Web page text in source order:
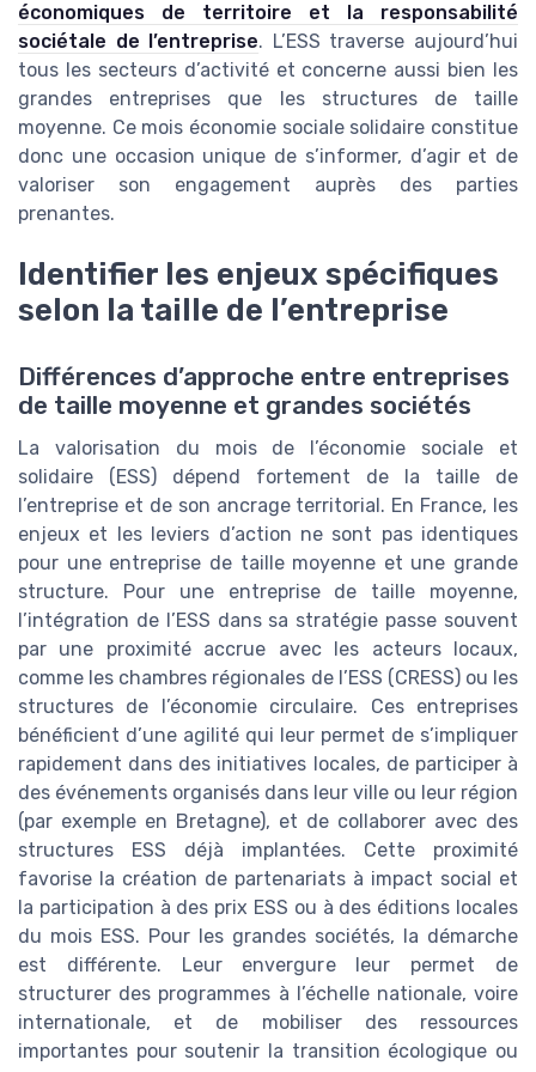
économiques de territoire et la responsabilité
sociétale de l’entreprise. L’ESS traverse aujourd’hui
tous les secteurs d’activité et concerne aussi bien les
grandes entreprises que les structures de taille
moyenne. Ce mois économie sociale solidaire constitue
donc une occasion unique de s’informer, d’agir et de
valoriser son engagement auprès des parties
prenantes.
Identifier les enjeux spécifiques
selon la taille de l’entreprise
Différences d’approche entre entreprises
de taille moyenne et grandes sociétés
La valorisation du mois de l’économie sociale et
solidaire (ESS) dépend fortement de la taille de
l’entreprise et de son ancrage territorial. En France, les
enjeux et les leviers d’action ne sont pas identiques
pour une entreprise de taille moyenne et une grande
structure. Pour une entreprise de taille moyenne,
l’intégration de l’ESS dans sa stratégie passe souvent
par une proximité accrue avec les acteurs locaux,
comme les chambres régionales de l’ESS (CRESS) ou les
structures de l’économie circulaire. Ces entreprises
bénéficient d’une agilité qui leur permet de s’impliquer
rapidement dans des initiatives locales, de participer à
des événements organisés dans leur ville ou leur région
(par exemple en Bretagne), et de collaborer avec des
structures ESS déjà implantées. Cette proximité
favorise la création de partenariats à impact social et
la participation à des prix ESS ou à des éditions locales
du mois ESS. Pour les grandes sociétés, la démarche
est différente. Leur envergure leur permet de
structurer des programmes à l’échelle nationale, voire
internationale, et de mobiliser des ressources
importantes pour soutenir la transition écologique ou